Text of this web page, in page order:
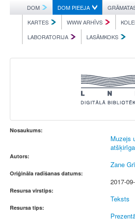
DOM DOM PIEEJA
KARTES
WWW ARHĪVS
LABORATORIJA
LASĀMKOKS
Nosaukums:
Muzejs
Autors:
Zane
Oriģināla radīšanas datums:
2017-
Resursa virstips:
Teksts
Resursa tips: